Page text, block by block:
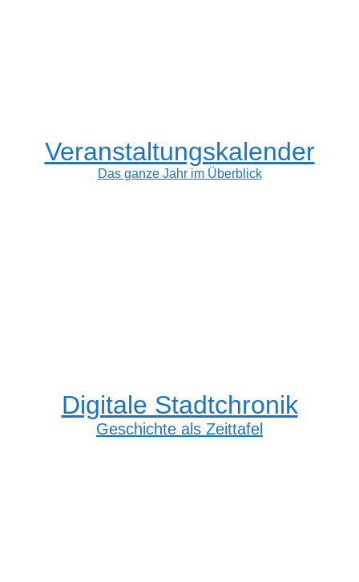
Veranstaltungskalender
Das ganze Jahr im Überblick
Digitale Stadtchronik
Geschichte als Zeittafel